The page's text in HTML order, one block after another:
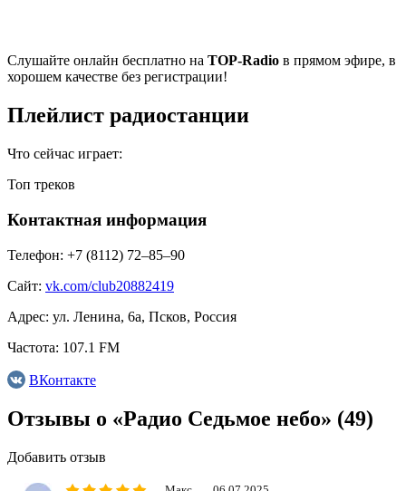
Cлушайте онлайн бесплатно на TOP-Radio в прямом эфире, в
хорошем качестве без регистрации!
Плейлист радиостанции
Что сейчас играет:
Топ треков
Контактная информация
Телефон: +7 (8112) 72‒85‒90
Сайт: vk.com/club20882419
Адрес: ул. Ленина, 6а, Псков, Россия
Частота: 107.1 FM
ВКонтакте
Отзывы о «Радио Седьмое небо» (49)
Добавить отзыв